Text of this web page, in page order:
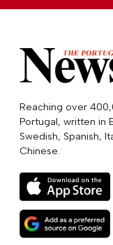
Reaching over
Portugal, written in
Swedish, Spanish,
Chinese.